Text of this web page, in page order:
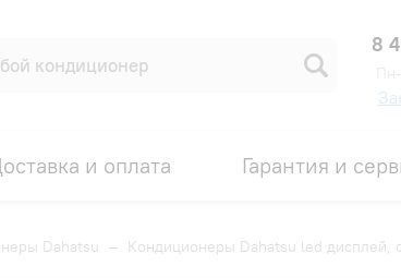
8
и оплата Гарантия и
Dahatsu — Кондиционеры Dahatsu led дисплей,